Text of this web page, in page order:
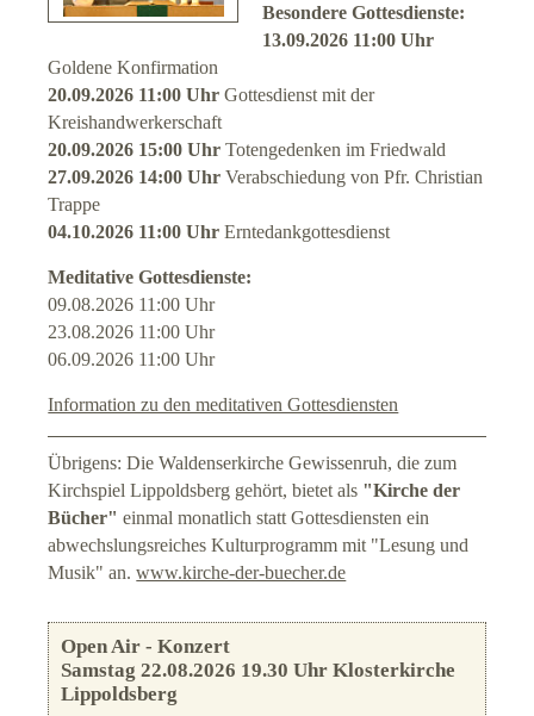
Suche
Links
Besondere Gottesdienste:
13.09.2026 11:00 Uhr
Goldene Konfirmation
20.09.2026 11:00 Uhr Gottesdienst mit der
Kreishandwerkerschaft
20.09.2026 15:00 Uhr Totengedenken im Friedwald
27.09.2026 14:00 Uhr Verabschiedung von Pfr. Christian
Trappe
04.10.2026 11:00 Uhr Erntedankgottesdienst
Meditative Gottesdienste:
09.08.2026 11:00 Uhr
23.08.2026 11:00 Uhr
06.09.2026 11:00 Uhr
Information zu den meditativen Gottesdiensten
Übrigens: Die Waldenserkirche Gewissenruh, die zum
Kirchspiel Lippoldsberg gehört, bietet als "Kirche der
Bücher" einmal monatlich statt Gottesdiensten ein
abwechslungsreiches Kulturprogramm mit "Lesung und
Musik" an.www.kirche-der-buecher.de
Open Air - Konzert
Samstag 22.08.2026 19.30 Uhr Klosterkirche
Lippoldsberg